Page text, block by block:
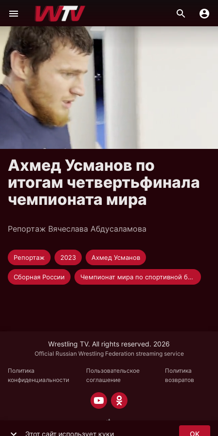
Ахмед Усманов по
итогам четвертьфинала
чемпионата мира
Репортаж Вячеслава Абдусаламова
Репортаж 2023 Ахмед Усманов
Сборная России Чемпионат мира по спортивной борьбе
Wrestling TV. All rights reserved. 2026
Official Russian Wrestling Federation streaming service
Политика
конфиденциальности
Пользовательское
соглашение
Политика
возвратов
Этот сайт использует куки OK